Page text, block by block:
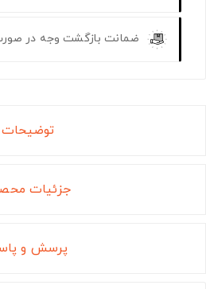
ضمانت بازگشت وجه در
توضیحات
جزئیات
پرسش و